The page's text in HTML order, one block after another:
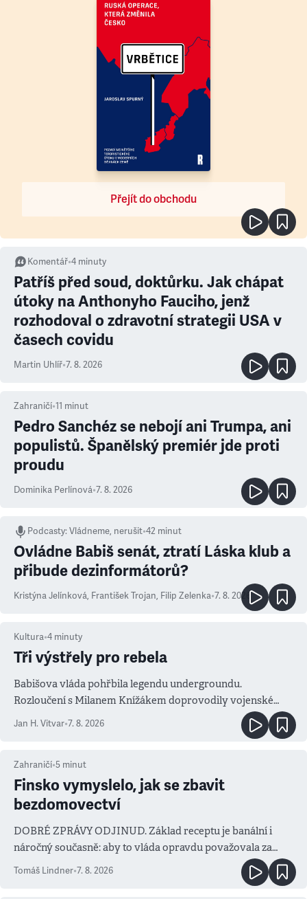
Přejít do obchodu
Komentář•4 minuty
Patříš před soud, doktůrku. Jak chápat
útoky na Anthonyho Fauciho, jenž
rozhodoval o zdravotní strategii USA v
časech covidu
Martin Uhlíř•7. 8. 2026
Zahraničí•11 minut
Pedro Sanchéz se nebojí ani Trumpa, ani
populistů. Španělský premiér jde proti
proudu
Dominika Perlínová•7. 8. 2026
Podcasty:Vládneme, nerušit•42 minut
Ovládne Babiš senát, ztratí Láska klub a
přibude dezinformátorů?
Kristýna Jelínková, František Trojan, Filip Zelenka•7. 8. 2026
Kultura•4 minuty
Tři výstřely pro rebela
Babišova vláda pohřbila legendu undergroundu.
Rozloučení s Milanem Knížákem doprovodily vojenské
Jan H. Vitvar•7. 8. 2026
Zahraničí•5 minut
Finsko vymyslelo, jak se zbavit
bezdomovectví
DOBRÉ ZPRÁVY ODJINUD. Základ receptu je banální i
náročný současně: aby to vláda opravdu považovala za
Tomáš Lindner•7. 8. 2026